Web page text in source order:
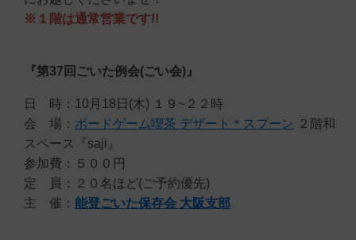
※１階は通常営業です!!
『第37回ごいた例会(ごい会)』
日 時：10月18日(木) １９~２２時
会 場： ボードゲーム喫茶 デザート＊スプーン ２階和
スペース『saji』
参加費：５００円
定 員：２０名ほど(ご予約優先)
主 催： 能登ごいた保存会 大阪支部